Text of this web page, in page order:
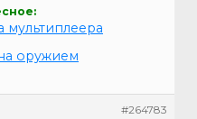
мультиплеера
оружием
#264783